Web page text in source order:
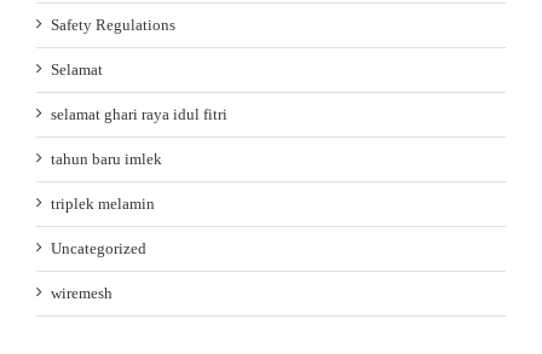
Safety Regulations
Selamat
selamat ghari raya idul fitri
tahun baru imlek
triplek melamin
Uncategorized
wiremesh